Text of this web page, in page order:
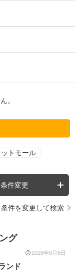
。
トモール
条件変更
条件を変更して検索
グ
2026年8月8日
ンド